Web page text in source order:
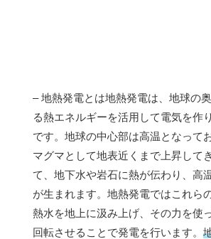
– 地熱発電とは地熱発電は、地球の
る熱エネルギーを活用して電気を作
です。地球の中心部は高温となって
マグマとして地表近くまで上昇して
て、地下水や岩石に熱が伝わり、高
が生まれます。地熱発電ではこれら
熱水を地上に汲み上げ、その力を使
回転させることで発電を行います。